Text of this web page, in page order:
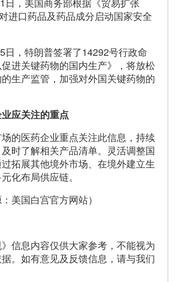
日，美国商务部根据《贸易扩张
进口药品及药品成分启动国家安全
日，特朗普签署了14292号行政命
进关键药物的国内生产》，将放松
生产监管，加强对外国关键药物的
应关注的重点
的医药企业重点关注此信息，持续
时了解相关产品清单。灵活调整国
拓展其他境外市场、在境外建立生
化布局供应链。
：美国白宫官方网站）
》信息内容仅供大家参考，不能视为
。如有意见及反馈信息，请与我们